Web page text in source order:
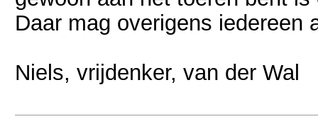
Daar mag overigens iedereen
Niels, vrijdenker, van der Wal